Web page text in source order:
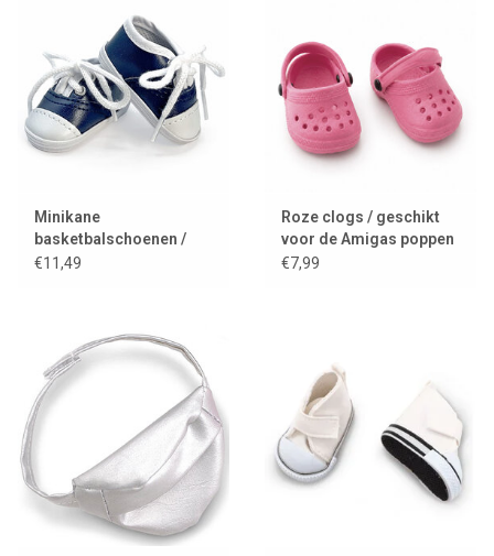
Minikane
basketbalschoenen /
sneakers voor de
€11,49
Roze clogs / geschikt
voor de Amigas poppen
€7,99